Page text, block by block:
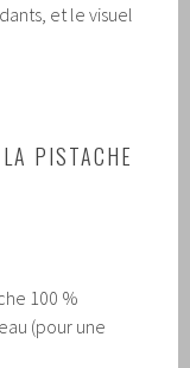
et le visuel
PISTACHE
100 %
(pour une